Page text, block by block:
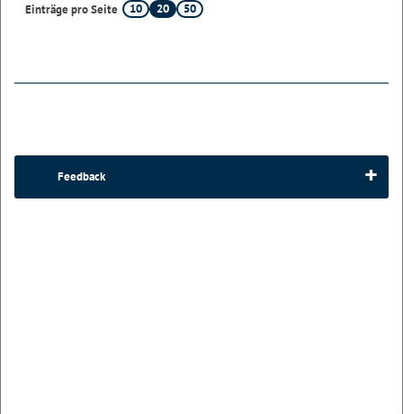
Einträge pro Seite
10 20 50
Feedback